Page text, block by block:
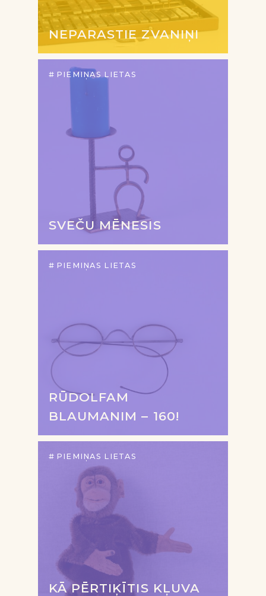
NEPARASTIE ZVANIŅI
PIEMIŅAS LIETAS
SVEČU MĒNESIS
PIEMIŅAS LIETAS
RŪDOLFAM
BLAUMANIM – 160!
PIEMIŅAS LIETAS
KĀ PĒRTIĶĪTIS KĻUVA